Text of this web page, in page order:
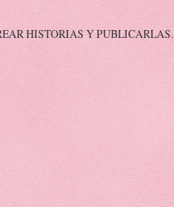
HISTORIAS Y PUBLICARLAS.